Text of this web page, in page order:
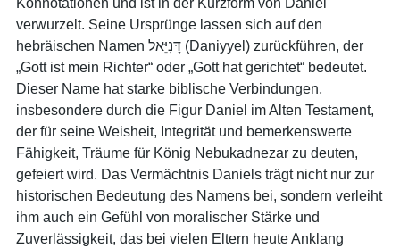
verwurzelt. Seine Ursprünge lassen sich auf den
hebräischen Namen דָּנִיֵּאל (Daniyyel) zurückführen, der
„Gott ist mein Richter“ oder „Gott hat gerichtet“ bedeutet.
Dieser Name hat starke biblische Verbindungen,
insbesondere durch die Figur Daniel im Alten Testament,
der für seine Weisheit, Integrität und bemerkenswerte
Fähigkeit, Träume für König Nebukadnezar zu deuten,
gefeiert wird. Das Vermächtnis Daniels trägt nicht nur zur
historischen Bedeutung des Namens bei, sondern verleiht
ihm auch ein Gefühl von moralischer Stärke und
Zuverlässigkeit, das bei vielen Eltern heute Anklang